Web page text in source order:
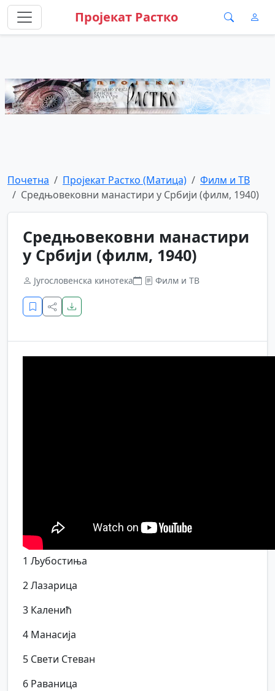
Пројекат Растко
Почетна Пројекат Растко (Матица)
Филм и ТВ
Средњовековни манастири у Србији (филм, 1940)
Средњовековни манастири
у Србији (филм, 1940)
Југословенска кинотека Филм и ТВ
1 Љубостиња
2 Лазарица
3 Каленић
4 Манасија
5 Свети Стеван
6 Раваница